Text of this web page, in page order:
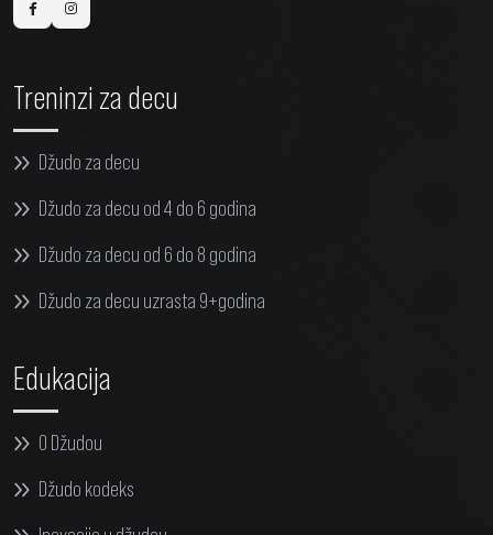
Treninzi za decu
Džudo za decu
Džudo za decu od 4 do 6 godina
Džudo za decu od 6 do 8 godina
Džudo za decu uzrasta 9+godina
Edukacija
O Džudou
Džudo kodeks